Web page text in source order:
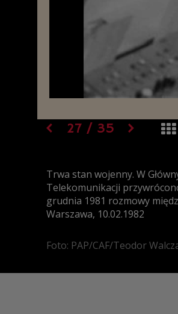
27 / 35
Trwa stan wojenny. W
Telekomunikacji
grudnia 1981 rozmowy
Warszawa, 10.02.1982
Foto: PAP/CAF/Teodor